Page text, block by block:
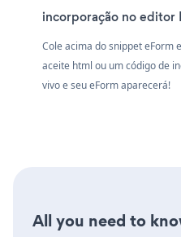
incorporação no editor
Cole acima do snippet eForm
aceite html ou um código de
vivo e seu eForm aparecerá!
All you need to